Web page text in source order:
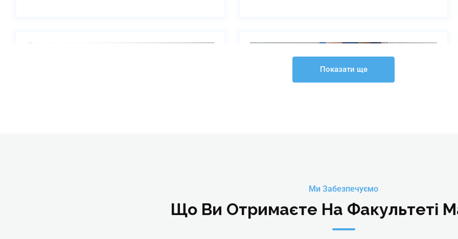
Гавайський масаж «Lomi-
Online | Offline
Показати ще
Ми Забезпечуємо
Що Ви Отримаєте На Факультеті